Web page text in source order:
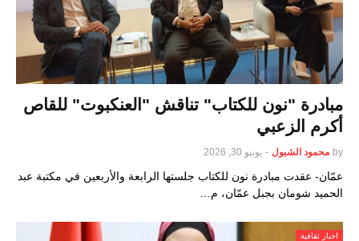
مبادرة "نون للكتاب" تناقش "العنكبوت" للقاص
أكرم الزعبي
by محمود الشبول - يونيو 30, 2026
عمّان- عقدت مبادرة نون للكتاب جلستها الرابعة والأربعين في مكتبة عبد
الحميد شومان بجبل عمّان، م…
اخبار ثقافية